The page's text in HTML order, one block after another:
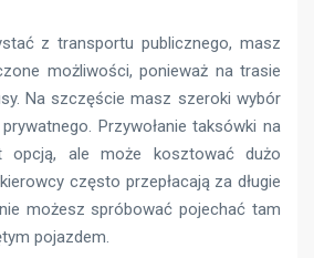
z transportu publicznego, masz
możliwości, ponieważ na trasie
Na szczęście masz szeroki wybór
Przywołanie taksówki na
opcją, ale może kosztować dużo
często przepłacają za długie
możesz spróbować pojechać tam
pojazdem.